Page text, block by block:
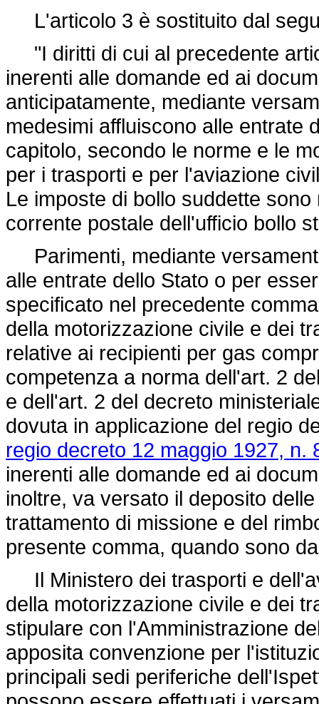
L'articolo 3 è sostituito dal
"I diritti di cui al precedente
inerenti alle domande ed ai
anticipatamente, mediante
medesimi affluiscono alle entrate
capitolo, secondo le norme e le
per i trasporti e per l'aviazione
Le imposte di bollo suddette
corrente postale dell'ufficio bollo
Parimenti, mediante
alle entrate dello Stato o per
specificato nel precedente
della motorizzazione civile e dei
relative ai recipienti per gas
competenza a norma dell'art. 2
e dell'art. 2 del decreto
dovuta in applicazione del regio
regio decreto 12 maggio 1927, n.
inerenti alle domande ed ai
inoltre, va versato il deposito
trattamento di missione e del
presente comma, quando sono
Il Ministero dei trasporti e
della motorizzazione civile e dei
stipulare con l'Amministrazione
apposita convenzione per
principali sedi periferiche